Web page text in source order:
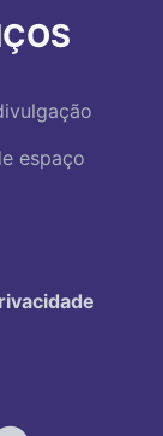
espaço